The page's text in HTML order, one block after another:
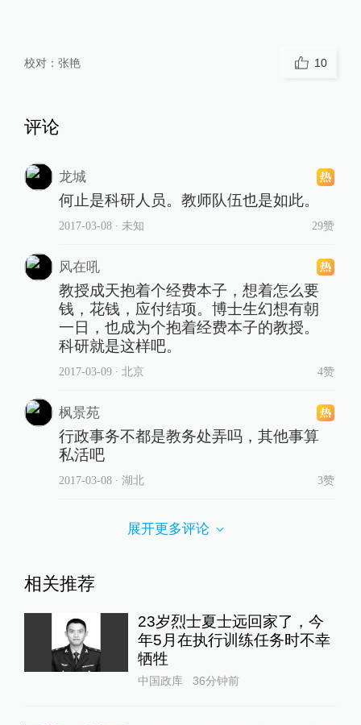
校对： 张艳 10
评论
龙城
何止是科研人员。教师队伍也是如此。
2017-03-08∙ 未知 29赞
风在吼
教授成天抱着个经费本子，想着怎么要
钱，花钱，应付结项。博士生幻想有朝
一日，也成为个抱着经费本子的教授。
科研就是这样吧。
2017-03-09∙ 北京 4赞
枫景苑
行政事务不都是教务处弄吗，其他事算
私活吧
2017-03-08∙ 湖北 3赞
展开更多评论
相关推荐
23岁烈士夏士远回家了，今
年5月在执行训练任务时不幸
牺牲
中国政库 36分钟前